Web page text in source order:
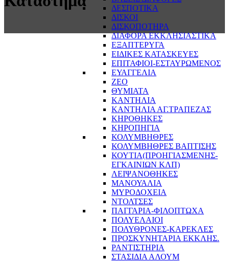
ΔΕΣΠΟΤΙΚΑ
ΔΙΣΚΟΙ
ΔΙΣΚΟΠΟΤΗΡΑ
ΔΙΑΦΟΡΑ ΕΚΚΛΗΣΙΑΣΤΙΚΑ
ΕΞΑΠΤΕΡΥΓΑ
ΕΙΔΙΚΕΣ ΚΑΤΑΣΚΕΥΕΣ
ΕΠΙΤΑΦΙΟΙ-ΕΣΤΑΥΡΩΜΕΝΟΣ
ΕΥΑΓΓΕΛΙΑ
ΖΕΟ
ΘΥΜΙΑΤΑ
ΚΑΝΤΗΛΙΑ
ΚΑΝΤΗΛΙΑ ΑΓ.ΤΡΑΠΕΖΑΣ
ΚΗΡΟΘΗΚΕΣ
ΚΗΡΟΠΗΓΙΑ
ΚΟΛΥΜΒΗΘΡΕΣ
ΚΟΛΥΜΒΗΘΡΕΣ ΒΑΠΤΙΣΗΣ
ΚΟΥΤΙΑ(ΠΡΟΗΓΙΑΣΜΕΝΗΣ-
ΕΓΚΑΙΝΙΩΝ ΚΛΠ)
ΛΕΙΨΑΝΟΘΗΚΕΣ
ΜΑΝΟΥΑΛΙΑ
ΜΥΡΟΔΟΧΕΙΑ
ΝΤΟΛΤΣΕΣ
ΠΑΓΓΑΡΙΑ-ΦΙΛΟΠΤΩΧΑ
ΠΟΛΥΕΛΑΙΟΙ
ΠΟΛΥΘΡΟΝΕΣ-ΚΑΡΕΚΛΕΣ
ΠΡΟΣΚΥΝΗΤΑΡΙΑ ΕΚΚΛΗΣ.
ΡΑΝΤΙΣΤΗΡΙΑ
ΣΤΑΣΙΔΙΑ ΑΛΟΥΜ